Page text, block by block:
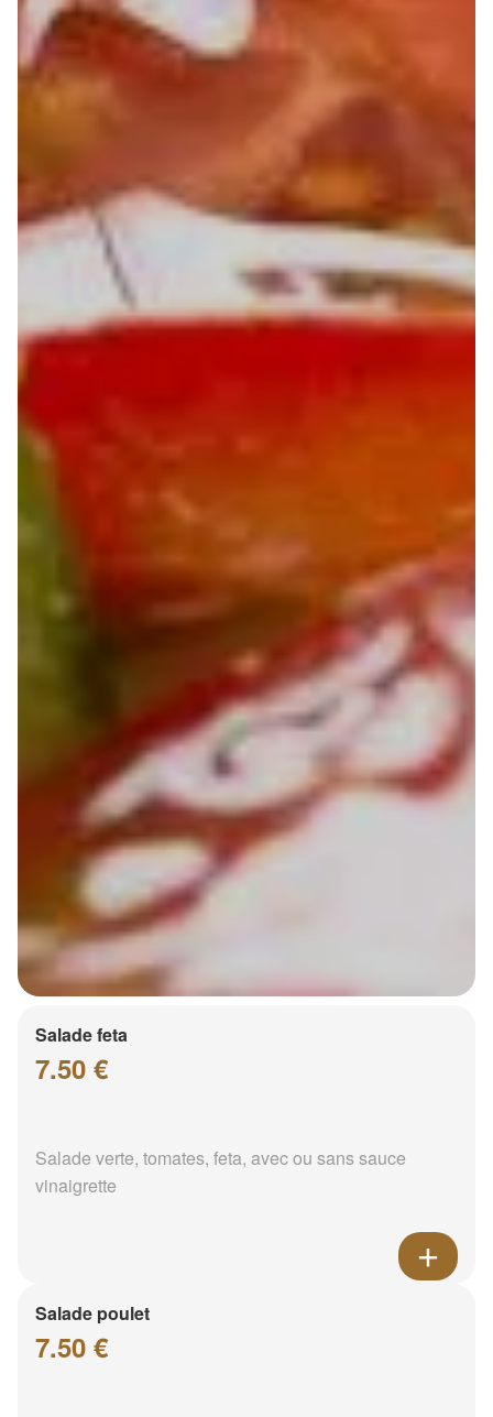
Salade feta
7.50 €
Salade verte, tomates, feta, avec ou sans sauce
vinaigrette
Salade poulet
7.50 €